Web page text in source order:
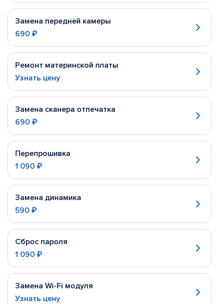
Замена передней камеры
690 ₽
Ремонт материнской платы
Узнать цену
Замена сканера отпечатка
690 ₽
Перепрошивка
1 090 ₽
Замена динамика
590 ₽
Сброс пароля
1 090 ₽
Замена Wi-Fi модуля
Узнать цену